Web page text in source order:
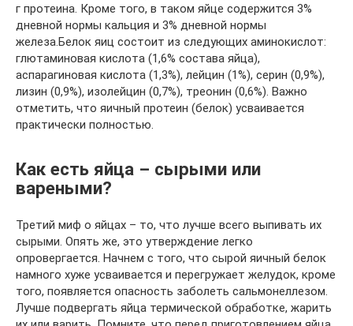
г протеина. Кроме того, в таком яйце содержится 3%
дневной нормы кальция и 3% дневной нормы
железа.Белок яиц состоит из следующих аминокислот:
глютаминовая кислота (1,6% состава яйца),
аспарагиновая кислота (1,3%), лейцин (1%), серин (0,9%),
лизин (0,9%), изолейцин (0,7%), треонин (0,6%). Важно
отметить, что яичный протеин (белок) усваивается
практически полностью.
Как есть яйца – сырыми или
вареными?
Третий миф о яйцах – то, что лучше всего выпивать их
сырыми. Опять же, это утверждение легко
опровергается. Начнем с того, что сырой яичный белок
намного хуже усваивается и перегружает желудок, кроме
того, появляется опасность заболеть сальмонеллезом.
Лучше подвергать яйца термической обработке, жарить